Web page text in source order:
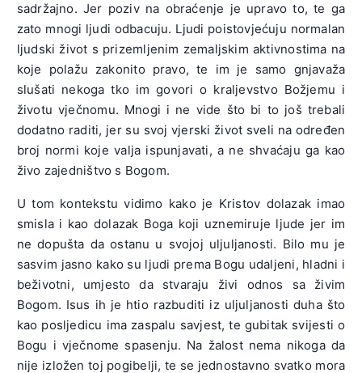
sadržajno. Jer poziv na obraćenje je upravo to, te ga
zato mnogi ljudi odbacuju. Ljudi poistovjećuju normalan
ljudski život s prizemljenim zemaljskim aktivnostima na
koje polažu zakonito pravo, te im je samo gnjavaža
slušati nekoga tko im govori o kraljevstvo Božjemu i
životu vječnomu. Mnogi i ne vide što bi to još trebali
dodatno raditi, jer su svoj vjerski život sveli na određen
broj normi koje valja ispunjavati, a ne shvaćaju ga kao
živo zajedništvo s Bogom.
U tom kontekstu vidimo kako je Kristov dolazak imao
smisla i kao dolazak Boga koji uznemiruje ljude jer im
ne dopušta da ostanu u svojoj uljuljanosti. Bilo mu je
sasvim jasno kako su ljudi prema Bogu udaljeni, hladni i
beživotni, umjesto da stvaraju živi odnos sa živim
Bogom. Isus ih je htio razbuditi iz uljuljanosti duha što
kao posljedicu ima zaspalu savjest, te gubitak svijesti o
Bogu i vječnome spasenju. Na žalost nema nikoga da
nije izložen toj pogibelji, te se jednostavno svatko mora